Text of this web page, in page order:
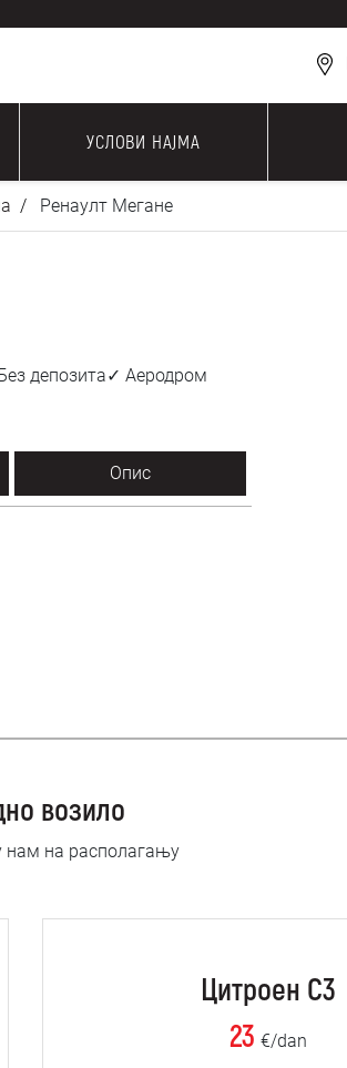
УСЛОВИ НАЈМА
Ренаулт Мегане
депозита✓ Аеродром
Опис
возило
нам на располагању
Цитроен C3
23 €/dan